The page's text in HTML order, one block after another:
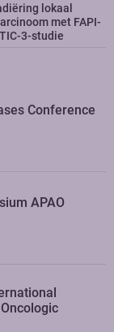
lokaal
met FAPI-
3-studie
Conference
APAO